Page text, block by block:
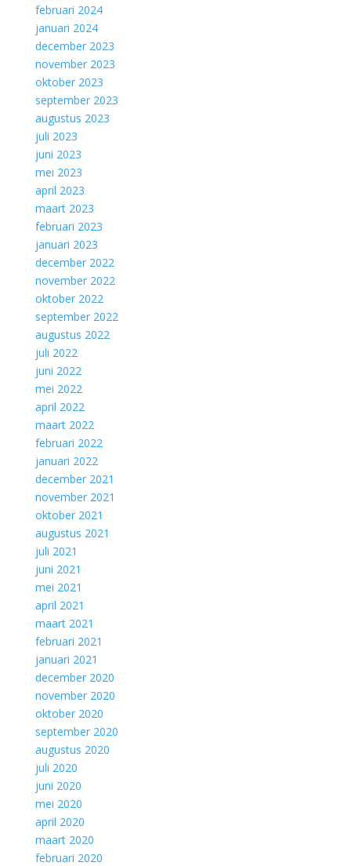
februari 2024
januari 2024
december 2023
november 2023
oktober 2023
september 2023
augustus 2023
juli 2023
juni 2023
mei 2023
april 2023
maart 2023
februari 2023
januari 2023
december 2022
november 2022
oktober 2022
september 2022
augustus 2022
juli 2022
juni 2022
mei 2022
april 2022
maart 2022
februari 2022
januari 2022
december 2021
november 2021
oktober 2021
augustus 2021
juli 2021
juni 2021
mei 2021
april 2021
maart 2021
februari 2021
januari 2021
december 2020
november 2020
oktober 2020
september 2020
augustus 2020
juli 2020
juni 2020
mei 2020
april 2020
maart 2020
februari 2020